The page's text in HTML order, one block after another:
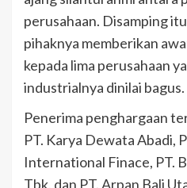
perusahaan. Disamping
pihaknya memberikan
kepada lima perusahaan
industrialnya dinilai bagus.
Penerima penghargaan
PT. Karya Dewata Abadi,
International Finace, PT.
Tbk, dan PT. Arpan Bali